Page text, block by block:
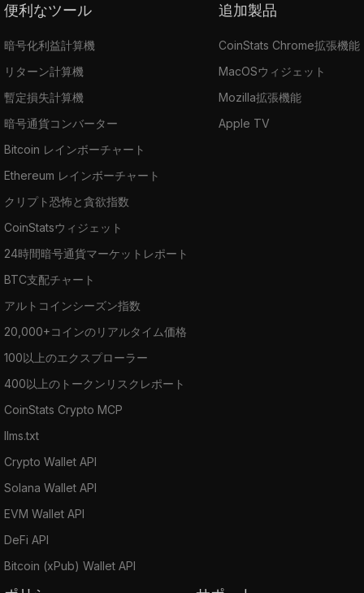
便利なツール
暗号化利益計算機
リターン計算機
暫定損失計算機
暗号通貨コンバーター
Bitcoin レインボーチャート
Ethereum レインボーチャート
クリプト恐怖と貪欲指数
CoinStatsウィジェット
24時間暗号通貨マーケットレポート
BTC支配チャート
アルトコインシーズン指数
20,000+コインのリアルタイム価格
100以上のエクスプローラー
400以上のトークンリスクレポート
CoinStats Crypto MCP
llms.txt
Crypto Wallet API
Solana Wallet API
EVM Wallet API
DeFi API
Bitcoin (xPub) Wallet API
追加製品
CoinStats Chrome拡張機能
MacOSウィジェット
Mozilla拡張機能
Apple TV